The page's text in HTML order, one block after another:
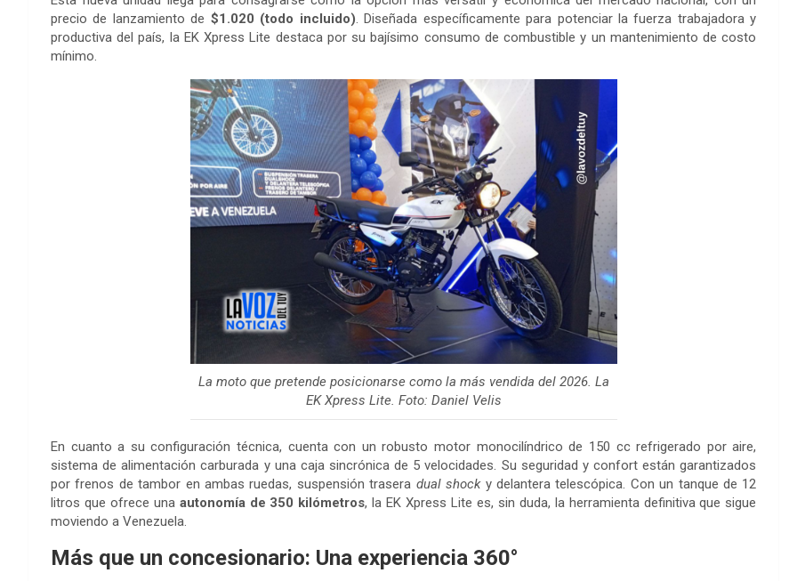
precio de lanzamiento de $1.020 (todo incluido). Diseñada específicamente para potenciar la fuerza trabajadora y
productiva del país, la EK Xpress Lite destaca por su bajísimo consumo de combustible y un mantenimiento de costo
mínimo.
La moto que pretende posicionarse como la más vendida del 2026. La
EK Xpress Lite. Foto: Daniel Velis
En cuanto a su configuración técnica, cuenta con un robusto motor monocilíndrico de 150 cc refrigerado por aire,
sistema de alimentación carburada y una caja sincrónica de 5 velocidades. Su seguridad y confort están garantizados
por frenos de tambor en ambas ruedas, suspensión trasera dual shocky delantera telescópica. Con un tanque de 12
litros que ofrece una autonomía de 350 kilómetros, la EK Xpress Lite es, sin duda, la herramienta definitiva que sigue
moviendo a Venezuela.
Más que un concesionario: Una experiencia 360°